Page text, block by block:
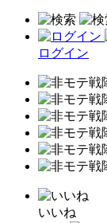
ログイン
いいね